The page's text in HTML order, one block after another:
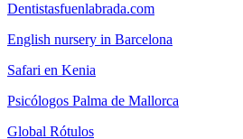
Dentistasfuenlabrada.com
English nursery in Barcelona
Safari en Kenia
Psicólogos Palma de Mallorca
Global Rótulos